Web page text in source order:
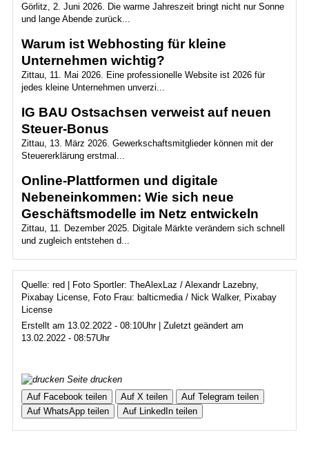
Görlitz, 2. Juni 2026. Die warme Jahreszeit bringt nicht nur Sonne
und lange Abende zurück...
Warum ist Webhosting für kleine
Unternehmen wichtig?
Zittau, 11. Mai 2026. Eine professionelle Website ist 2026 für
jedes kleine Unternehmen unverzi...
IG BAU Ostsachsen verweist auf neuen
Steuer-Bonus
Zittau, 13. März 2026. Gewerkschaftsmitglieder können mit der
Steuererklärung erstmal...
Online-Plattformen und digitale
Nebeneinkommen: Wie sich neue
Geschäftsmodelle im Netz entwickeln
Zittau, 11. Dezember 2025. Digitale Märkte verändern sich schnell
und zugleich entstehen d...
Quelle: red | Foto Sportler: TheAlexLaz / Alexandr Lazebny,
Pixabay License, Foto Frau: balticmedia / Nick Walker, Pixabay
License
Erstellt am 13.02.2022 - 08:10Uhr | Zuletzt geändert am
13.02.2022 - 08:57Uhr
Seite drucken
Auf Facebook teilen
Auf X teilen
Auf Telegram teilen
Auf WhatsApp teilen
Auf LinkedIn teilen